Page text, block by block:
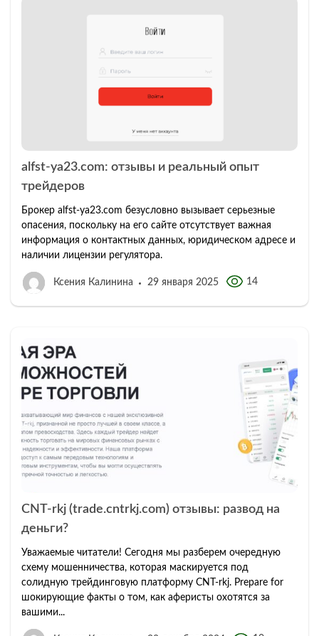
alfst-ya23.com: отзывы и реальный опыт
трейдеров
Брокер alfst-ya23.com безусловно вызывает серьезные
опасения, поскольку на его сайте отсутствует важная
информация о контактных данных, юридическом адресе и
наличии лицензии регулятора.
Ксения Калинина 29 января 2025 14
CNT-rkj (trade.cntrkj.com) отзывы: развод на
деньги?
Уважаемые читатели! Сегодня мы разберем очередную
схему мошенничества, которая маскируется под
солидную трейдинговую платформу CNT-rkj. Prepare for
шокирующие факты о том, как аферисты охотятся за
вашими...